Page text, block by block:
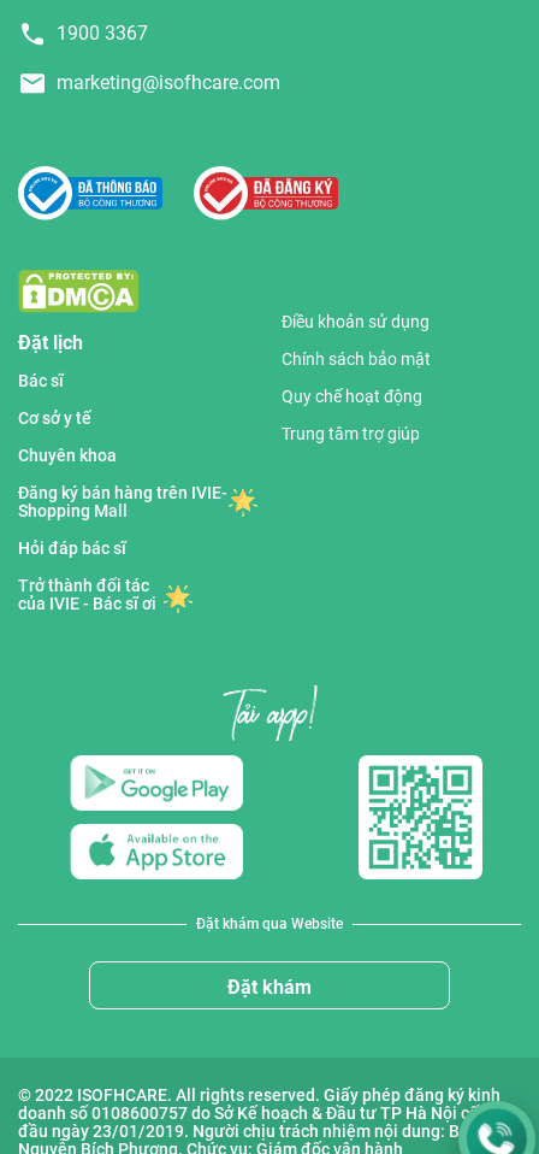
1900 3367
marketing@isofhcare.com
Đặt lịch
Bác sĩ
Cơ sở y tế
Chuyên khoa
Đăng ký bán hàng trên IVIE-
Shopping Mall
Hỏi đáp bác sĩ
Trở thành đối tác
của IVIE - Bác sĩ ơi
Điều khoản sử dụng
Chính sách bảo mật
Quy chế hoạt động
Trung tâm trợ giúp
Đặt khám qua Website
Đặt khám
© 2022 ISOFHCARE. All rights reserved. Giấy phép đăng ký kinh
doanh số 0108600757 do Sở Kế hoạch & Đầu tư TP Hà Nội cấp lần
đầu ngày 23/01/2019. Người chịu trách nhiệm nội dung: Bà
Nguyễn Bích Phượng. Chức vụ: Giám đốc vận hành